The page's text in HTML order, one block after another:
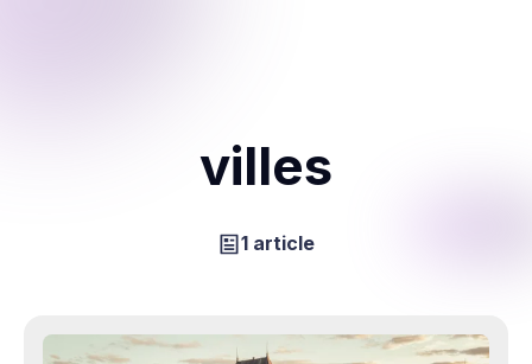
villes
1 article